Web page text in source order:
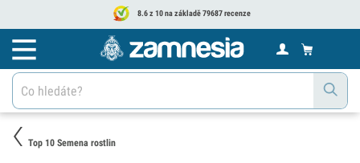
8.6 z 10 na základě 79687 recenze
Top 10 Semena rostlin